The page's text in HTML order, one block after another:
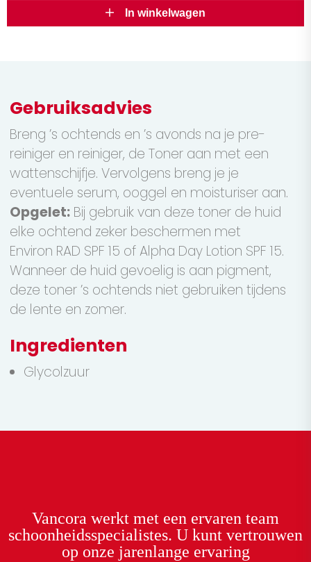
In winkelwagen
Gebruiksadvies
Breng ’s ochtends en ’s avonds na je pre-
reiniger en reiniger, de Toner aan met een
wattenschijfje. Vervolgens breng je je
eventuele serum, ooggel en moisturiser aan.
Opgelet: Bij gebruik van deze toner de huid
elke ochtend zeker beschermen met
Environ RAD SPF 15 of Alpha Day Lotion SPF 15.
Wanneer de huid gevoelig is aan pigment,
deze toner ’s ochtends niet gebruiken tijdens
de lente en zomer.
Ingredienten
Glycolzuur
Vancora werkt met een ervaren team
schoonheidsspecialistes. U kunt vertrouwen
op onze jarenlange ervaring